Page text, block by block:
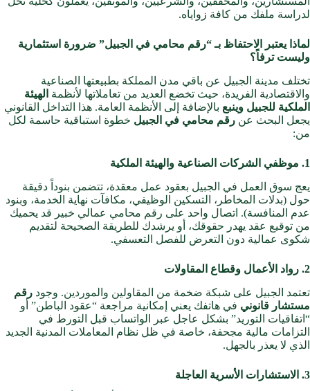
لدراسة ملفك من كافة زواياه.
لماذا يعتبر الاحتفاظ بـ “رقم محامي في الجبيل” ضرورة استثمارية
وليست ترفاً؟
تختلف مدينة الجبيل عن باقي مدن المملكة بطبيعتها الصناعية
والاقتصادية الفريدة، حيث تخضع العديد من تعاملاتها لأنظمة الهيئة
الملكية للجبيل وينبع بالإضافة إلى الأنظمة العامة. هذا التداخل القانوني
يجعل البحث عن رقم محامي في الجبيل خطوة استباقية حاسمة لكل
من:
1. موظفي الشركات الصناعية والهيئة الملكية
يعج سوق العمل في الجبيل بعقود عمل معقدة، تتضمن بنوداً دقيقة
حول (بدلات المخاطر، التسكين الوظيفي، مكافآت نهاية الخدمة، وبنود
عدم المنافسة). اتصال واحد على رقم محامي عمالي خبير قد يحميك
من توقيع عقد يهدر حقوقك، أو يرشدك للطريقة الصحيحة لتقديم
شكوى عمالية دون التعرض للفصل التعسفي.
2. رواد الأعمال وقطاع المقاولات
تعتمد الجبيل على شبكة ضخمة من المقاولين والموردين. وجود رقم
مستشار قانوني في هاتفك يعني إمكانية مراجعة “عقود الباطن” أو
“اتفاقيات التوريد” بشكل عاجل عبر الواتساب قبل التورط في
التزامات مالية مجحفة، خاصة في ظل نظام المعاملات المدنية الجديد
الذي لا يعذر بالجهل.
3. الاستشارات الأسرية العاجلة